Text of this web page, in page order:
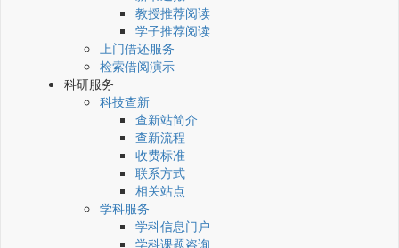
教授推荐阅读
学子推荐阅读
上门借还服务
检索借阅演示
科研服务
科技查新
查新站简介
查新流程
收费标准
联系方式
相关站点
学科服务
学科信息门户
学科课题咨询